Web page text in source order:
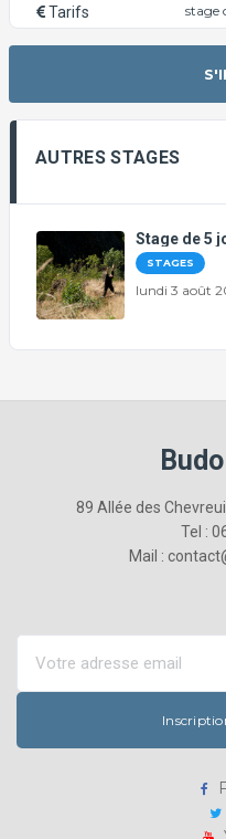
Tarifs stage
AUTRES STAGES
STAGES
lundi 3 août
89 Allée des
Tel :
Mail :